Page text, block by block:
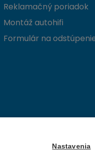
Nastavenia
Reklamačný poriadok
Montáž autohifi
Formulár na